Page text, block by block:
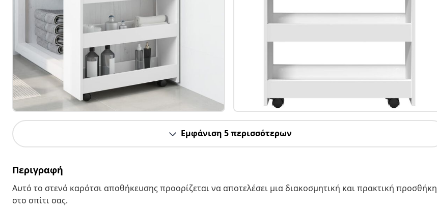
Εμφάνιση 5 περισσότερων
Περιγραφή
Αυτό το στενό καρότσι αποθήκευσης προορίζεται να αποτελέσει μια διακοσμητική και πρακτική προσθήκη
στο σπίτι σας.